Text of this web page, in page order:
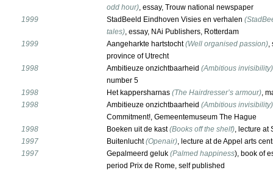
odd hour), essay, Trouw national newspaper
1999
StadBeeld Eindhoven Visies en verhalen
tales), essay, NAi Publishers, Rotterdam
1999
Aangeharkte hartstocht(Well organised passion),
province of Utrecht
1998
Ambitieuze onzichtbaarheid (Ambitious invisibility)
number 5
1998
Het kappersharnas (The Hairdresser’s armour),
1998
Ambitieuze onzichtbaarheid (Ambitious invisibility)
Commitment!, Gemeentemuseum The Hague
1998
Boeken uit de kast(Books off the shelf), lecture at
1997
Buitenlucht(Openair), lecture at de Appel arts
1997
Gepalmeerd geluk (Palmed happiness), book of
period Prix de Rome, self published